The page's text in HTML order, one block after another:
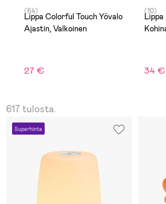
(64)
Lippa Colorful Touch Yövalo
Ajastin, Valkoinen
27 €
(10)
Lippa
34 €
617 tulosta.
Superhinta